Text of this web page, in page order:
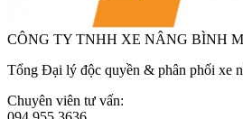
CÔNG TY TNHH XE NÂNG BÌNH
Tổng Đại lý độc quyền & phân phối xe
Chuyên viên tư vấn: